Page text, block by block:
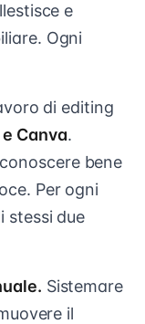
e
Ogni
di editing
Canva.
bene
Per ogni
stessi due
Sistemare
il